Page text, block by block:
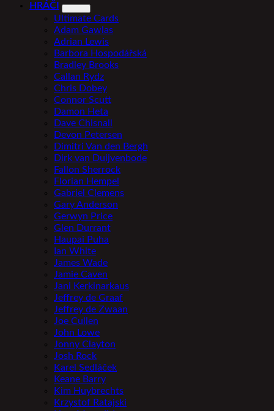
HRÁČI
Ultimate Cards
Adam Gawlas
Adrian Lewis
Barbora Hospodářská
Bradley Brooks
Callan Rydz
Chris Dobey
Connor Scutt
Damon Heta
Dave Chisnall
Devon Petersen
Dimitri Van den Bergh
Dirk van Duijvenbode
Fallon Sherrock
Florian Hempel
Gabriel Clemens
Gary Anderson
Gerwyn Price
Glen Durrant
Haupai Puha
Ian White
James Wade
Jamie Caven
Jani Kerkinarkaus
Jeffrey de Graaf
Jeffrey de Zwaan
Joe Cullen
John Lowe
Jonny Clayton
Josh Rock
Karel Sedláček
Keane Barry
Kim Huybrechts
Krzystof Ratajski